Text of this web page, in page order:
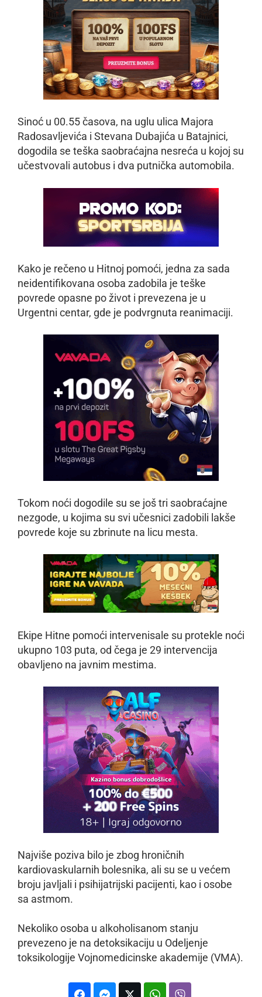
Sinoć u 00.55 časova, na uglu ulica Majora
Radosavljevića i Stevana Dubajića u Batajnici,
dogodila se teška saobraćajna nesreća u kojoj su
učestvovali autobus i dva putnička automobila.
Kako je rečeno u Hitnoj pomoći, jedna za sada
neidentifikovana osoba zadobila je teške
povrede opasne po život i prevezena je u
Urgentni centar, gde je podvrgnuta reanimaciji.
Tokom noći dogodile su se još tri saobraćajne
nezgode, u kojima su svi učesnici zadobili lakše
povrede koje su zbrinute na licu mesta.
Ekipe Hitne pomoći intervenisale su protekle noći
ukupno 103 puta, od čega je 29 intervencija
obavljeno na javnim mestima.
Najviše poziva bilo je zbog hroničnih
kardiovaskularnih bolesnika, ali su se u većem
broju javljali i psihijatrijski pacijenti, kao i osobe
sa astmom.
Nekoliko osoba u alkoholisanom stanju
prevezeno je na detoksikaciju u Odeljenje
toksikologije Vojnomedicinske akademije (VMA).